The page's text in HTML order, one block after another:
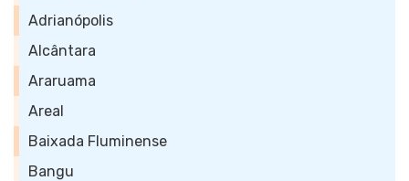
Adrianópolis
Alcântara
Araruama
Areal
Baixada Fluminense
Bangu